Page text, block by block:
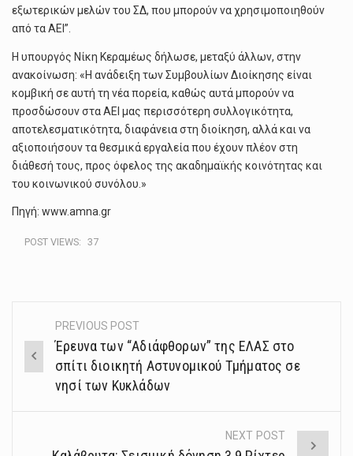
εξωτερικών μελών του ΣΔ, που μπορούν να χρησιμοποιηθούν
από τα ΑΕΙ”.
Η υπουργός Νίκη Κεραμέως δήλωσε, μεταξύ άλλων, στην
ανακοίνωση: «Η ανάδειξη των Συμβουλίων Διοίκησης είναι
κομβική σε αυτή τη νέα πορεία, καθώς αυτά μπορούν να
προσδώσουν στα ΑΕΙ μας περισσότερη συλλογικότητα,
αποτελεσματικότητα, διαφάνεια στη διοίκηση, αλλά και να
αξιοποιήσουν τα θεσμικά εργαλεία που έχουν πλέον στη
διάθεσή τους, προς όφελος της ακαδημαϊκής κοινότητας και
του κοινωνικού συνόλου.»
Πηγή: www.amna.gr
POST VIEWS: 37
Post
navigation
PREVIOUS POST
Έρευνα των “Αδιάφθορων” της ΕΛΑΣ στο
σπίτι διοικητή Αστυνομικού Τμήματος σε
νησί των Κυκλάδων
NEXT POST